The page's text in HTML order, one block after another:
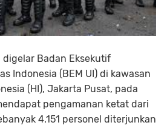
Badan Eksekutif
Indonesia (BEM UI) di kawasan
(HI), Jakarta Pusat, pada
pengamanan ketat dari
4.151 personel diterjunkan